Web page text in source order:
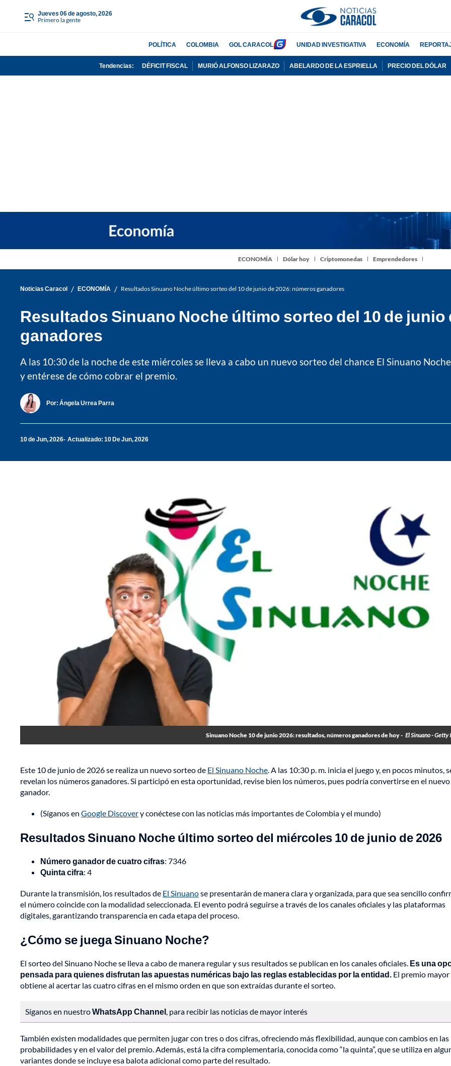
jueves 06 de agosto, 2026
Primero la gente
POLÍTICA COLOMBIA GOL CARACOL UNIDAD INVESTIGATIVA ECONOMÍA
Tendencias: DÉFICIT FISCAL MURIÓ ALFONSO LIZARAZO ABELARDO DE LA ESPRIELLA PRECIO DEL DÓLAR
ECONOMÍA Dólar hoy Criptomonedas Emprendedores
Noticias Caracol / ECONOMÍA / Resultados Sinuano Noche último sorteo del 10 de junio de 2026: números ganadores
Resultados Sinuano Noche último sorteo del 10 de junio
ganadores
A las 10:30 de la noche de este miércoles se lleva a cabo un nuevo sorteo del chance El Sinuano
y entérese de cómo cobrar el premio.
Por: Ángela Urrea Parra
10 de Jun, 2026 Actualizado: 10 De Jun, 2026
Sinuano Noche 10 de junio 2026: resultados, números ganadores de hoy - El Sinuano - Getty
Este 10 de junio de 2026 se realiza un nuevo sorteo de El Sinuano Noche. A las 10:30 p. m. inicia el juego y, en pocos minutos,
revelan los números ganadores. Si participó en esta oportunidad, revise bien los números, pues podría convertirse en el nuevo
ganador.
(Síganos en Google Discovery conéctese con las noticias más importantes de Colombia y el mundo)
Resultados Sinuano Noche último sorteo del miércoles 10 de junio de 2026
Número ganador de cuatro cifras: 7346
Quinta cifra: 4
Durante la transmisión, los resultados de El Sinuanose presentarán de manera clara y organizada, para que sea sencillo
el número coincide con la modalidad seleccionada. El evento podrá seguirse a través de los canales oficiales y las plataformas
digitales, garantizando transparencia en cada etapa del proceso.
¿Cómo se juega Sinuano Noche?
El sorteo del Sinuano Noche se lleva a cabo de manera regular y sus resultados se publican en los canales oficiales. Es una
pensada para quienes disfrutan las apuestas numéricas bajo las reglas establecidas por la entidad. El premio mayor
obtiene al acertar las cuatro cifras en el mismo orden en que son extraídas durante el sorteo.
Síganos en nuestroWhatsApp Channel, para recibir las noticias de mayor interés
También existen modalidades que permiten jugar con tres o dos cifras, ofreciendo más flexibilidad, aunque con cambios en las
probabilidades y en el valor del premio. Además, está la cifra complementaria, conocida como “la quinta”, que se utiliza en
variantes donde se incluye esa balota adicional como parte del resultado.